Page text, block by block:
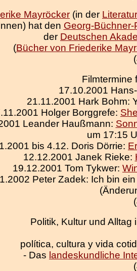
Mayröcker (in der
hat den Georg-Büchner-
der Deutschen
(Bücher von Friederike
Filmtermine
17.10.2001
21.11.2001 Hark Bohm:
Holger Borggrefe:
Leander Haußmann:
um 17:15
bis 4.12. Doris Dörrie:
12.12.2001 Janek Rieke:
19.12.2001 Tom Tykwer:
Peter Zadek: Ich bin
Politik, Kultur und
política, cultura y vida
- Das landeskundliche